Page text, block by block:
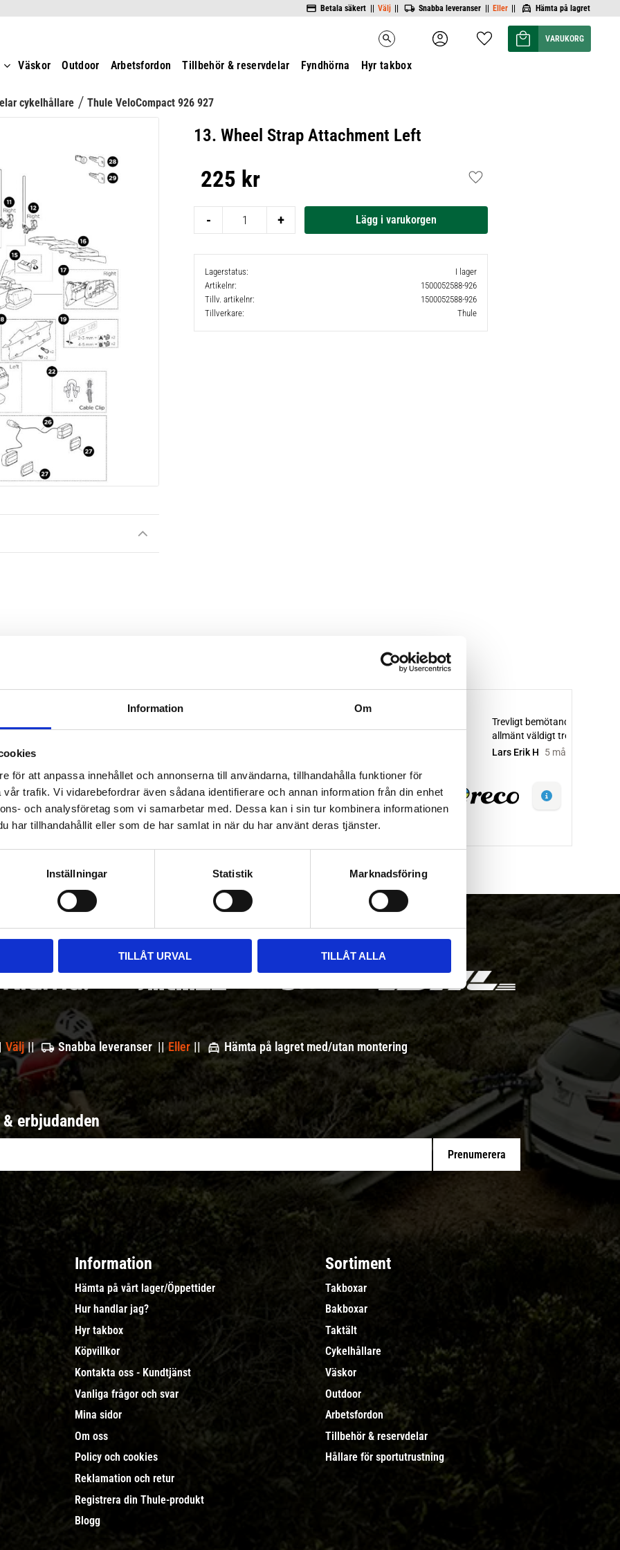
Information Om
för att anpassa innehållet och annonserna till användarna, tillhandahålla funktioner för
trafik. Vi vidarebefordrar även sådana identifierare och annan information från din enhet
och analysföretag som vi samarbetar med. Dessa kan i sin tur kombinera informationen
har tillhandahållit eller som de har samlat in när du har använt deras tjänster.
Inställningar Statistik Marknadsföring
TILLÅT URVAL TILLÅT ALLA
Betala säkert || Välj || Snabba leveranser || Eller || Hämta på lagret
search Favoriter
Kundvagn
Väskor Outdoor Arbetsfordon Tillbehör & reservdelar Fyndhörna Hyr takbox
cykelhållare Thule VeloCompact 926 927
13. Wheel Strap Attachment Left
225 kr
+
-
Lägg till i favoriter
Lagerstatus
I lager
Artikelnr
1500052588-926
Tillv. artikelnr
1500052588-926
Tillverkare
Thule
Välj || Snabba leveranser || Eller || Hämta på lagret med/utan montering
erbjudanden
Prenumerera
Information
Hämta på vårt lager/Öppettider
Hur handlar jag?
Hyr takbox
Köpvillkor
Kontakta oss - Kundtjänst
Vanliga frågor och svar
Mina sidor
Om oss
Policy och cookies
Reklamation och retur
Registrera din Thule-produkt
Blogg
Sortiment
Takboxar
Bakboxar
Taktält
Cykelhållare
Väskor
Outdoor
Arbetsfordon
Tillbehör & reservdelar
Hållare för sportutrustning